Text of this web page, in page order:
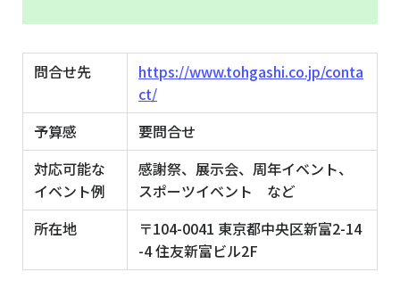
問合せ先
https://www.tohgashi.co.jp/conta
ct/
予算感
要問合せ
対応可能な
イベント例
感謝祭、展示会、周年イベント、
スポーツイベント など
所在地
〒104-0041 東京都中央区新富2-14
-4 住友新富ビル2F